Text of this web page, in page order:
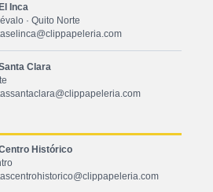
Inca
· Quito Norte
Clara
Histórico